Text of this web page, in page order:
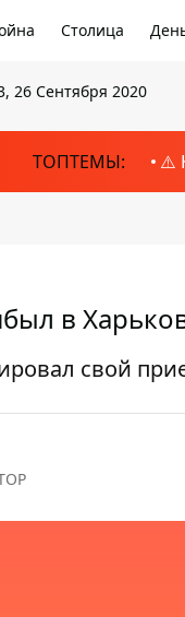
Столица
26 Сентября 2020
ТОПТЕМЫ: ⚠️
в
свой